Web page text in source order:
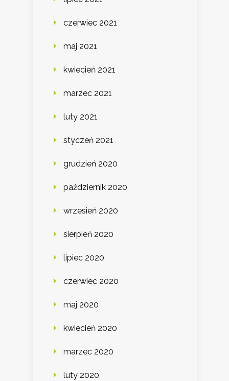
czerwiec 2021
maj 2021
kwiecień 2021
marzec 2021
luty 2021
styczeń 2021
grudzień 2020
październik 2020
wrzesień 2020
sierpień 2020
lipiec 2020
czerwiec 2020
maj 2020
kwiecień 2020
marzec 2020
luty 2020